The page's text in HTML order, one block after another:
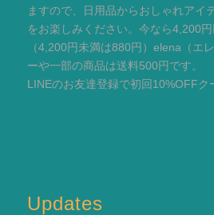
ますので、日用品からおしゃれアイ
をお楽しみください。今なら4,200円
（4,200円未満は880円）elena（エ
ーや一部の商品は送料500円です。
LINEのお友達登録で初回10%OFFク
Updates